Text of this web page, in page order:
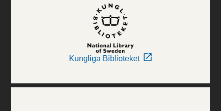
Kungliga Biblioteket